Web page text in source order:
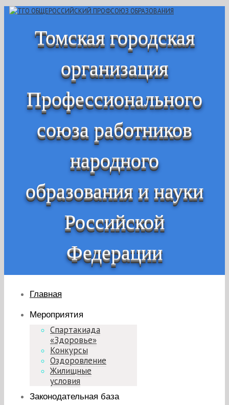
Томская городская
организация
Профессионального
союза работников
народного
образования и науки
Российской
Федерации
Главная
Мероприятия
Спартакиада
«Здоровье»
Конкурсы
Оздоровление
Жилищные
условия
Законодательная база